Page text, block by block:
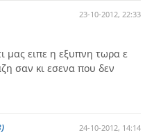
23-10-2012, 22:33
μας ειπε η εξυπνη τωρα ε
σαν κι εσενα που δεν
24-10-2012, 14:14